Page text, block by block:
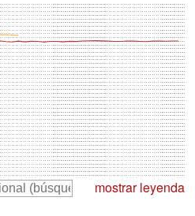
mostrar leyenda